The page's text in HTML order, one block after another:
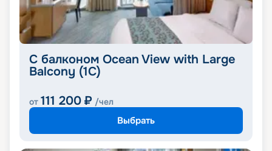
С балконом Ocean View with Large
Balcony (1C)
от 111 200 ₽ /чел
Выбрать